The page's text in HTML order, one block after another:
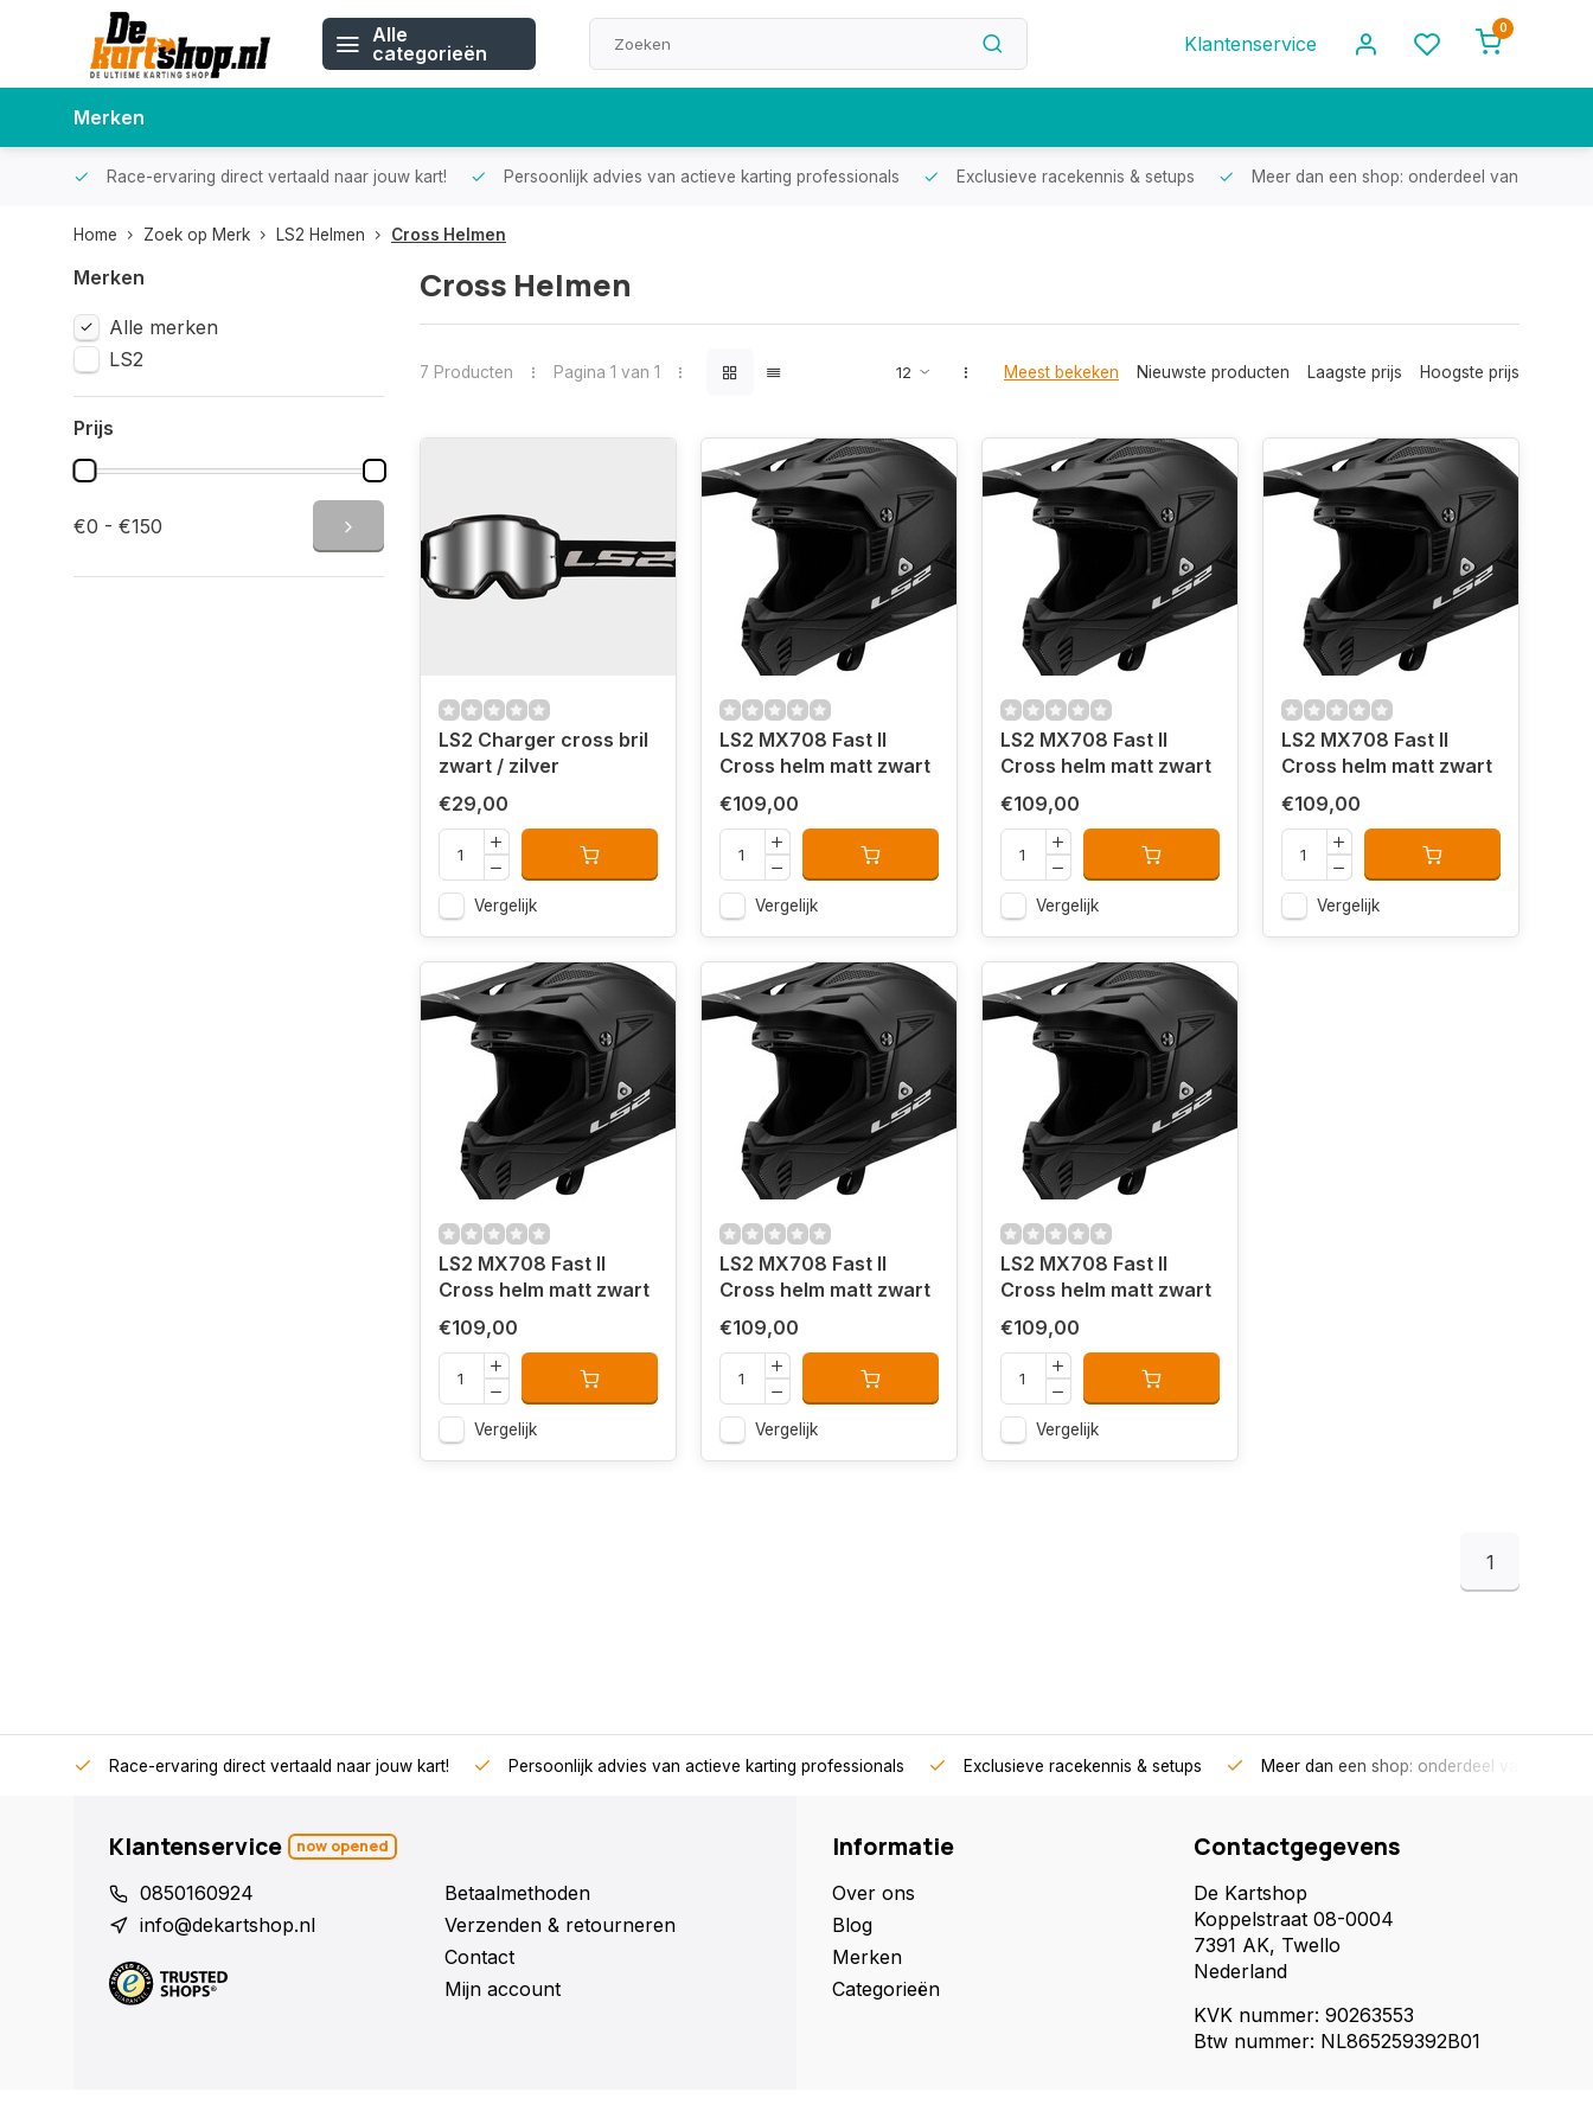
Alle
categorieën
Klantenservice
0
Merken
Race-ervaring direct vertaald naar jouw kart! Persoonlijk advies van actieve karting professionals Exclusieve racekennis & setups Meer dan een shop: onderdeel van een
Home Zoek op Merk LS2 Helmen Cross Helmen
Merken
Alle merken
LS2
Prijs
€0 - €150
Cross Helmen
7 Producten Pagina 1 van 1 Meest bekeken Nieuwste producten Laagste prijs Hoogste prijs
LS2 Charger cross bril
zwart / zilver
€29,00
Vergelijk
LS2 MX708 Fast II
Cross helm matt zwart
€109,00
Vergelijk
LS2 MX708 Fast II
Cross helm matt zwart
€109,00
Vergelijk
LS2 MX708 Fast II
Cross helm matt zwart
€109,00
Vergelijk
LS2 MX708 Fast II
Cross helm matt zwart
€109,00
Vergelijk
LS2 MX708 Fast II
Cross helm matt zwart
€109,00
Vergelijk
LS2 MX708 Fast II
Cross helm matt zwart
€109,00
Vergelijk
1
Race-ervaring direct vertaald naar jouw kart! Persoonlijk advies van actieve karting professionals Exclusieve racekennis & setups Meer dan een shop: onderdeel van een
Klantenservice now opened
0850160924
info@dekartshop.nl
Betaalmethoden
Verzenden & retourneren
Contact
Mijn account
Informatie
Over ons
Blog
Merken
Categorieën
Contactgegevens
De Kartshop
Koppelstraat 08-0004
7391 AK, Twello
Nederland
KVK nummer: 90263553
Btw nummer: NL865259392B01